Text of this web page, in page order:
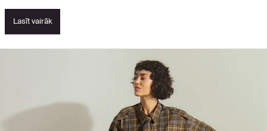
Lasīt vairāk
Aplūkojiet jaunumus un populārākās
preces